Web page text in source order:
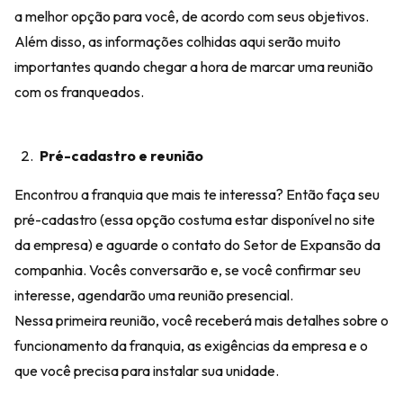
a melhor opção para você, de acordo com seus objetivos.
Além disso, as informações colhidas aqui serão muito
importantes quando chegar a hora de marcar uma reunião
com os franqueados.
Pré-cadastro e reunião
Encontrou a franquia que mais te interessa? Então faça seu
pré-cadastro (essa opção costuma estar disponível no site
da empresa) e aguarde o contato do Setor de Expansão da
companhia. Vocês conversarão e, se você confirmar seu
interesse, agendarão uma reunião presencial.
Nessa primeira reunião, você receberá mais detalhes sobre o
funcionamento da franquia, as exigências da empresa e o
que você precisa para instalar sua unidade.